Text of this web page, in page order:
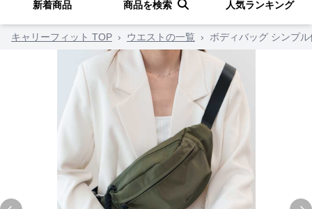
新着商品 商品を検索 人気ランキング
キャリーフィット TOP › ウエストの一覧 › ボディバッグ シンプ